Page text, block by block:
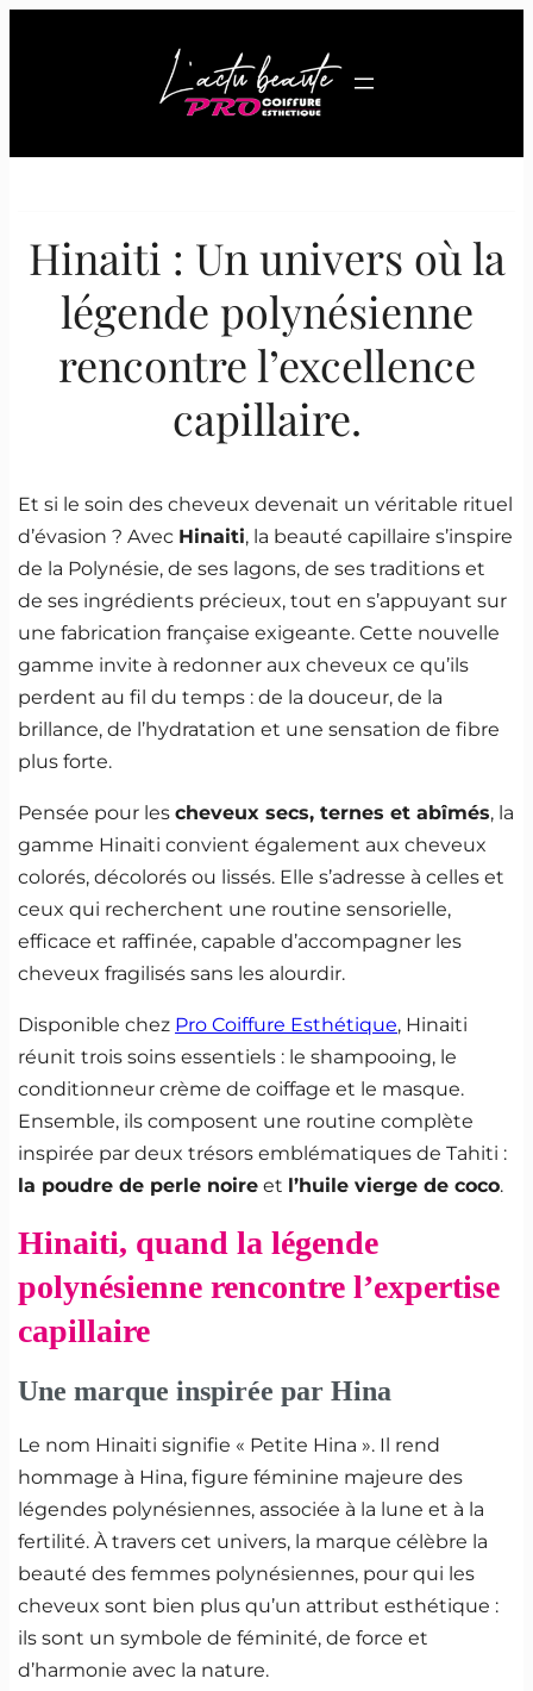
Hinaiti : Un univers où la
légende polynésienne
rencontre l’excellence
capillaire.
Et si le soin des cheveux devenait un véritable rituel
d’évasion ? Avec Hinaiti, la beauté capillaire s’inspire
de la Polynésie, de ses lagons, de ses traditions et
de ses ingrédients précieux, tout en s’appuyant sur
une fabrication française exigeante. Cette nouvelle
gamme invite à redonner aux cheveux ce qu’ils
perdent au fil du temps : de la douceur, de la
brillance, de l’hydratation et une sensation de fibre
plus forte.
Pensée pour lescheveux secs, ternes et abîmés, la
gamme Hinaiti convient également aux cheveux
colorés, décolorés ou lissés. Elle s’adresse à celles et
ceux qui recherchent une routine sensorielle,
efficace et raffinée, capable d’accompagner les
cheveux fragilisés sans les alourdir.
Disponible chez Pro Coiffure Esthétique, Hinaiti
réunit trois soins essentiels : le shampooing, le
conditionneur crème de coiffage et le masque.
Ensemble, ils composent une routine complète
inspirée par deux trésors emblématiques de Tahiti :
la poudre de perle noire et l’huile vierge de coco.
Hinaiti, quand la légende
polynésienne rencontre l’expertise
capillaire
Une marque inspirée par Hina
Le nom Hinaiti signifie « Petite Hina ». Il rend
hommage à Hina, figure féminine majeure des
légendes polynésiennes, associée à la lune et à la
fertilité. À travers cet univers, la marque célèbre la
beauté des femmes polynésiennes, pour qui les
cheveux sont bien plus qu’un attribut esthétique :
ils sont un symbole de féminité, de force et
d’harmonie avec la nature.